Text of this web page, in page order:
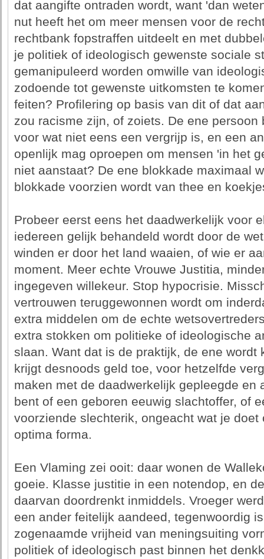
dat aangifte ontraden wordt, want 'dan
nut heeft het om meer mensen voor de
rechtbank fopstraffen uitdeelt en met
je politiek of ideologisch gewenste sociale
gemanipuleerd worden omwille van
zodoende tot gewenste uitkomsten te
feiten? Profilering op basis van dit of dat
zou racisme zijn, of zoiets. De ene
voor wat niet eens een vergrijp is, en een
openlijk mag oproepen om mensen 'in het
niet aanstaat? De ene blokkade maximaal
blokkade voorzien wordt van thee en
Probeer eerst eens het daadwerkelijk voor
iedereen gelijk behandeld wordt door de
winden er door het land waaien, of wie er
moment. Meer echte Vrouwe Justitia,
ingegeven willekeur. Stop hypocrisie.
vertrouwen teruggewonnen wordt om
extra middelen om de echte
extra stokken om politieke of ideologische
slaan. Want dat is de praktijk, de ene wordt
krijgt desnoods geld toe, voor hetzelfde
maken met de daadwerkelijk gepleegde en
bent of een geboren eeuwig slachtoffer, of
voorziende slechterik, ongeacht wat je
optima forma.
Een Vlaming zei ooit: daar wonen de
goeie. Klasse justitie in een notendop, en
daarvan doordrenkt inmiddels. Vroeger
een ander feitelijk aandeed, tegenwoordig
zogenaamde vrijheid van meningsuiting
politiek of ideologisch past binnen het